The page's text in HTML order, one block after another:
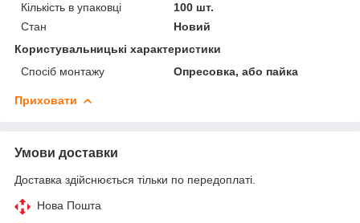
Кількість в упаковці
100 шт.
Стан
Новий
Користувальницькі характеристики
Спосіб монтажу
Опресовка, або пайка
Приховати
Умови доставки
Доставка здійснюється тільки по передоплаті.
Нова Пошта